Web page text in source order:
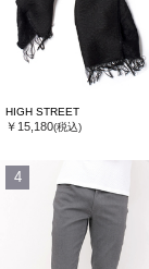
HIGH STREET
￥15,180(税込)
4